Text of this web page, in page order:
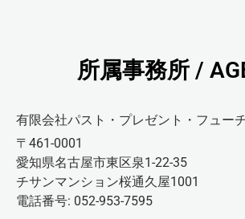
所属事務所 /
有限会社パスト・プレゼント・フュー
〒461-0001
愛知県名古屋市東区泉1-22-35
チサンマンション桜通久屋1001
電話番号: 052-953-7595